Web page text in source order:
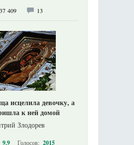
37 409 13
исцелила девочку, а
к ней домой
Злодорев
9.9 Голосов: 2015